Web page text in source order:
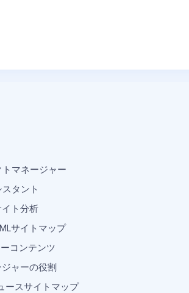
トマネージャー
スタント
イト分析
サイトマップ
コンテンツ
ャーの役割
ースサイトマップ